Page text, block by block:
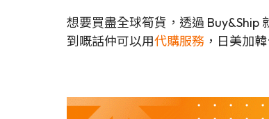
想要買盡全球筍貨，透過 Buy&Ship
到嘅話仲可以用代購服務 ，日美加